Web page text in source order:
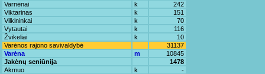
Varnėnai
k
242
Viktarinas
k
151
Vilkininkai
k
70
Vytautai
k
116
Žvikeliai
k
10
Varėnos rajono savivaldybė
31137
Varėna
m
10845
Jakėnų seniūnija
1478
Akmuo
k
-